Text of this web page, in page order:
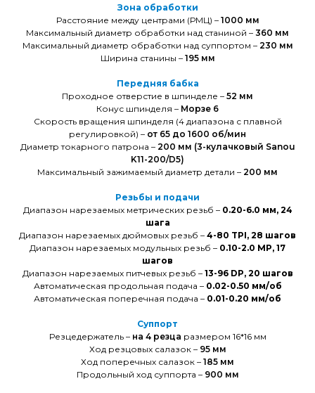
Зона обработки
Расстояние между центрами (РМЦ) – 1000 мм
Максимальный диаметр обработки над станиной – 360 мм
Максимальный диаметр обработки над суппортом – 230 мм
Ширина станины – 195 мм
Передняя бабка
Проходное отверстие в шпинделе – 52 мм
Конус шпинделя – Морзе 6
Скорость вращения шпинделя (4 диапазона с плавной
регулировкой) – от 65 до 1600 об/мин
Диаметр токарного патрона – 200 мм (3-кулачковый Sanou
K11-200/D5)
Максимальный зажимаемый диаметр детали – 200 мм
Резьбы и подачи
Диапазон нарезаемых метрических резьб – 0.20-6.0 мм, 24
шага
Диапазон нарезаемых дюймовых резьб – 4-80 TPI, 28 шагов
Диапазон нарезаемых модульных резьб – 0.10-2.0 MP, 17
шагов
Диапазон нарезаемых питчевых резьб – 13-96 DP, 20 шагов
Автоматическая продольная подача – 0.02-0.50 мм/об
Автоматическая поперечная подача – 0.01-0.20 мм/об
Суппорт
Резцедержатель – на 4 резца размером 16*16 мм
Ход резцовых салазок – 95 мм
Ход поперечных салазок – 185 мм
Продольный ход суппорта – 900 мм